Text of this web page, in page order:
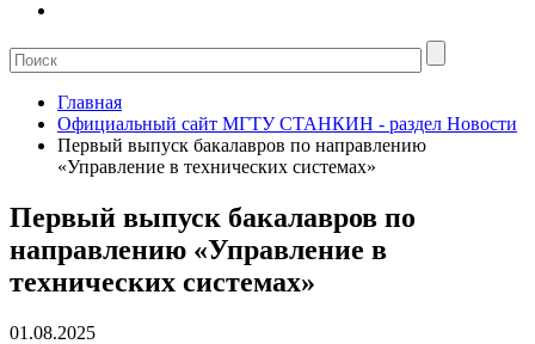
Главная
Официальный сайт МГТУ СТАНКИН - раздел Новости
Первый выпуск бакалавров по направлению
«Управление в технических системах»
Первый выпуск бакалавров по
направлению «Управление в
технических системах»
01.08.2025